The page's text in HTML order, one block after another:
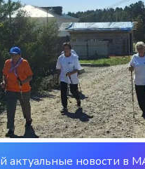
актуальные новости в